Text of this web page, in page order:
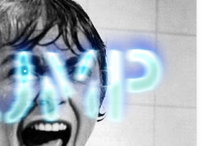
ein
Vergleich
der
Xenomorphen"